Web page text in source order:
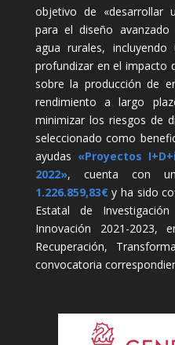
objetivo de «desarrollar
para el diseño
agua rurales,
profundizar en el impacto
sobre la producción de
rendimiento a largo
minimizar los riesgos de
seleccionado como
ayudas «Proyectos
2022», cuenta con
1.226.859,83€y ha sido
Estatal de
Innovación 2021-
Recuperación,
convocatoria